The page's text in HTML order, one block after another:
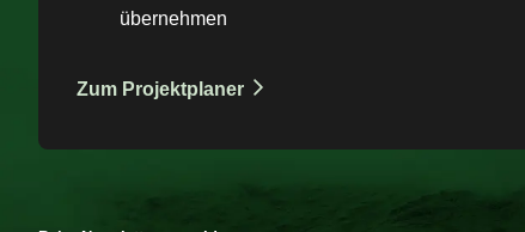
übernehmen
Zum Projektplaner